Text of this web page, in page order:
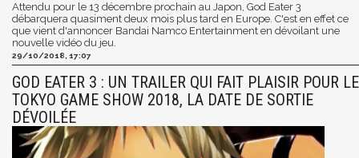
Attendu pour le 13 décembre prochain au Japon, God Eater 3
débarquera quasiment deux mois plus tard en Europe. C'est en effet ce
que vient d'annoncer Bandai Namco Entertainment en dévoilant une
nouvelle vidéo du jeu.
29/10/2018, 17:07
GOD EATER 3 : UN TRAILER QUI FAIT PLAISIR POUR LE
TOKYO GAME SHOW 2018, LA DATE DE SORTIE
DÉVOILÉE